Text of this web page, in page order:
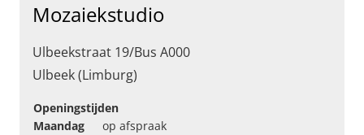
Mozaiekstudio
Ulbeekstraat 19/Bus A000
Ulbeek (Limburg)
Openingstijden
Maandag
op afspraak